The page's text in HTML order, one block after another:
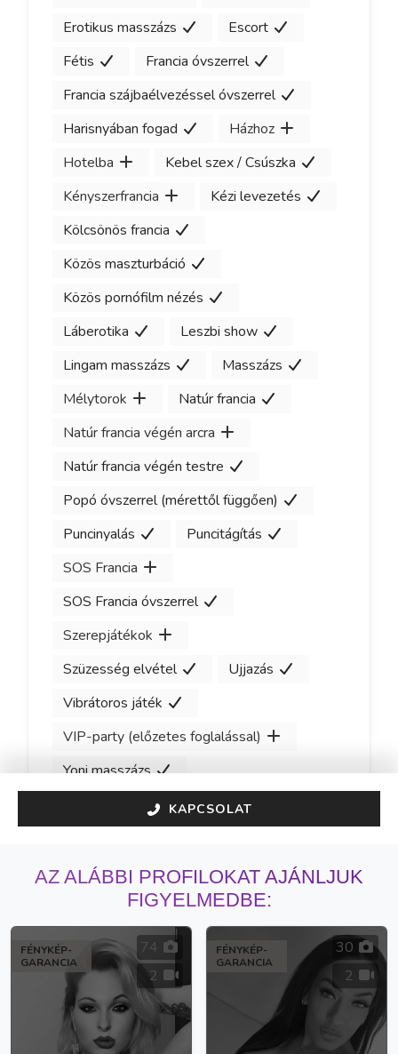
Erotikus masszázs
Escort
Fétis
Francia óvszerrel
Francia szájbaélvezéssel óvszerrel
Harisnyában fogad
Házhoz
Hotelba
Kebel szex / Csúszka
Kényszerfrancia
Kézi levezetés
Kölcsönös francia
Közös maszturbáció
Közös pornófilm nézés
Láberotika
Leszbi show
Lingam masszázs
Masszázs
Mélytorok
Natúr francia
Natúr francia végén arcra
Natúr francia végén testre
Popó óvszerrel (mérettől függően)
Puncinyalás
Puncitágítás
SOS Francia
SOS Francia óvszerrel
Szerepjátékok
Szüzesség elvétel
Ujjazás
Vibrátoros játék
VIP-party (előzetes foglalással)
Yoni masszázs
KAPCSOLAT
AZ ALÁBBI PROFILOKAT AJÁNLJUK
FIGYELMEDBE:
FÉNYKÉP-
GARANCIA
74
2
FÉNYKÉP-
GARANCIA
30
2